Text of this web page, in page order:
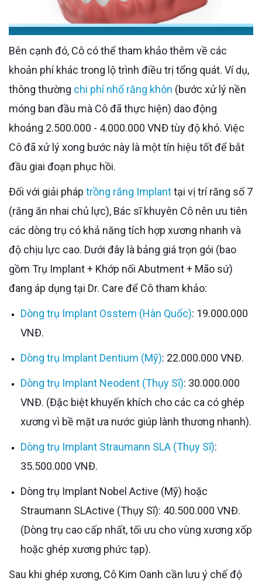
Bên cạnh đó, Cô có thể tham khảo thêm về các
khoản phí khác trong lộ trình điều trị tổng quát. Ví dụ,
thông thường chi phí nhổ răng khôn (bước xử lý nền
móng ban đầu mà Cô đã thực hiện) dao động
khoảng 2.500.000 - 4.000.000 VNĐ tùy độ khó. Việc
Cô đã xử lý xong bước này là một tín hiệu tốt để bắt
đầu giai đoạn phục hồi.
Đối với giải pháp trồng răng Implanttại vị trí răng số 7
(răng ăn nhai chủ lực), Bác sĩ khuyên Cô nên ưu tiên
các dòng trụ có khả năng tích hợp xương nhanh và
độ chịu lực cao. Dưới đây là bảng giá trọn gói (bao
gồm Trụ Implant + Khớp nối Abutment + Mão sứ)
đang áp dụng tại Dr. Care để Cô tham khảo:
Dòng trụ Implant Osstem (Hàn Quốc): 19.000.000
VNĐ.
Dòng trụ Implant Dentium (Mỹ): 22.000.000 VNĐ.
Dòng trụ Implant Neodent (Thụy Sĩ): 30.000.000
VNĐ. (Đặc biệt khuyến khích cho các ca có ghép
xương vì bề mặt ưa nước giúp lành thương nhanh).
Dòng trụ Implant Straumann SLA (Thụy Sĩ):
35.500.000 VNĐ.
Dòng trụ Implant Nobel Active (Mỹ) hoặc
Straumann SLActive (Thụy Sĩ): 40.500.000 VNĐ.
(Dòng trụ cao cấp nhất, tối ưu cho vùng xương xốp
hoặc ghép xương phức tạp).
Sau khi ghép xương, Cô Kim Oanh cần lưu ý chế độ